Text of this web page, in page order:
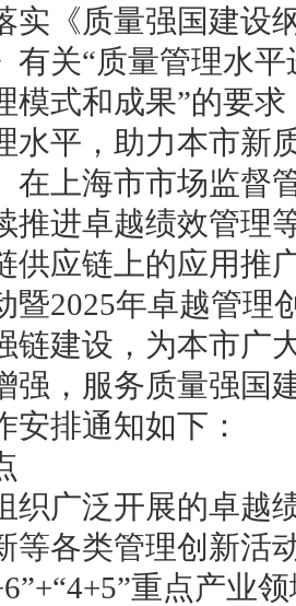
实《质量强国建设
有关“质量管理水
模式和成果”的要求
水平，助力本市新
在上海市市场监督
推进卓越绩效管理
供应链上的应用推
暨2025年卓越管理
链建设，为本市广
强，服务质量强国
安排通知如下：
织广泛开展的卓越
等各类管理创新活
重点产业